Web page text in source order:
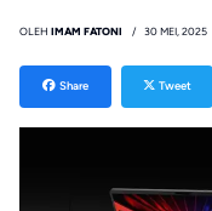
OLEH IMAM FATONI 30 MEI, 2025
Share Tweet